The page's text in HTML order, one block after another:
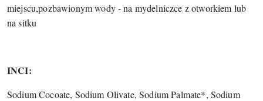
miejscu,pozbawionym wody - na mydelniczce z otworkiem lub
na sitku
INCI:
Sodium Cocoate, Sodium Olivate, Sodium Palmate*, Sodium